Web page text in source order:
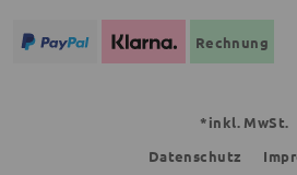
Rechnung
*inkl. MwSt.
Datenschutz